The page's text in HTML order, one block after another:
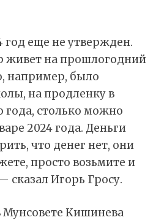
еще не утвержден.
живет на прошлогодний
например, было
на продленку в
года, столько можно
2024 года. Деньги
что денег нет, они
просто возьмите и
сказал Игорь Гросу.
Мунсовете Кишинева